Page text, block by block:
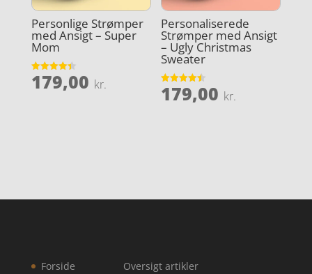
Personlige Strømper
med Ansigt – Super
Mom
Vurderet
4.4
179,00 kr.
Personaliserede
Strømper med Ansigt
– Ugly Christmas
Sweater
Vurderet
4.5
179,00 kr.
Forside
Oversigt artikler